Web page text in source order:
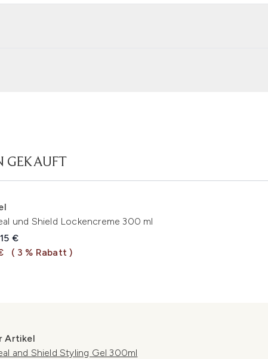
GEKAUFT
und Shield Lockencreme 300 ml
Preisempfehlung:
Preis:
€
( 3 % Rabatt )
Artikel
and Shield Styling Gel 300ml